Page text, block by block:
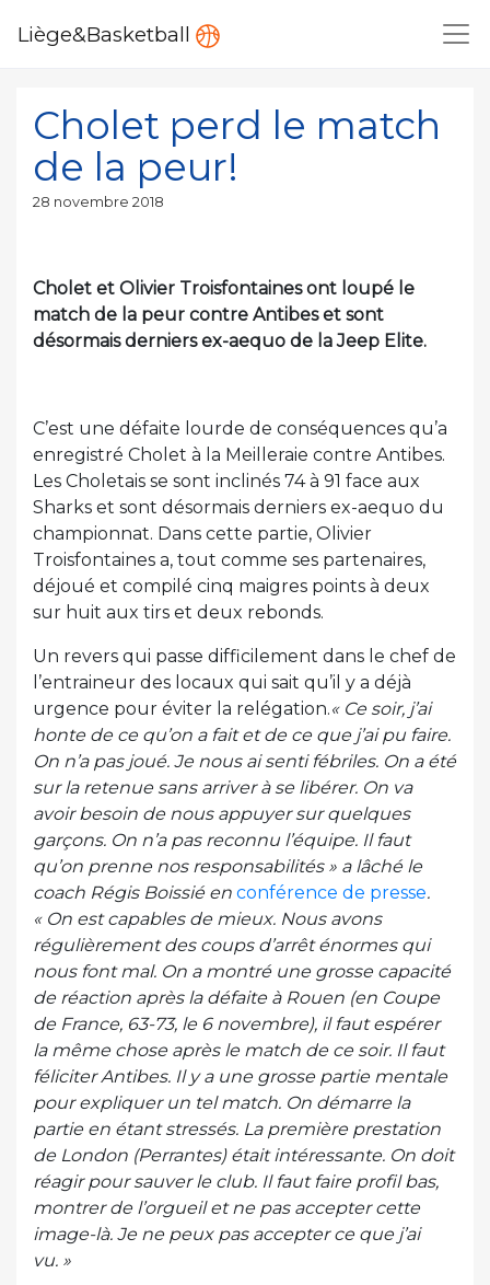
Liège&Basketball
Cholet perd le match
de la peur!
Publié
28 novembre 2018
Cholet et Olivier Troisfontaines ont loupé le
match de la peur contre Antibes et sont
désormais derniers ex-aequo de la Jeep Elite.
C’est une défaite lourde de conséquences qu’a
enregistré Cholet à la Meilleraie contre Antibes.
Les Choletais se sont inclinés 74 à 91 face aux
Sharks et sont désormais derniers ex-aequo du
championnat. Dans cette partie, Olivier
Troisfontaines a, tout comme ses partenaires,
déjoué et compilé cinq maigres points à deux
sur huit aux tirs et deux rebonds.
Un revers qui passe difficilement dans le chef de
l’entraineur des locaux qui sait qu’il y a déjà
urgence pour éviter la relégation.« Ce soir, j’ai
honte de ce qu’on a fait et de ce que j’ai pu faire.
On n’a pas joué. Je nous ai senti fébriles. On a été
sur la retenue sans arriver à se libérer. On va
avoir besoin de nous appuyer sur quelques
garçons. On n’a pas reconnu l’équipe. Il faut
qu’on prenne nos responsabilités » a lâché le
coach Régis Boissié en conférence de presse.
« On est capables de mieux. Nous avons
régulièrement des coups d’arrêt énormes qui
nous font mal. On a montré une grosse capacité
de réaction après la défaite à Rouen (en Coupe
de France, 63-73, le 6 novembre), il faut espérer
la même chose après le match de ce soir. Il faut
féliciter Antibes. Il y a une grosse partie mentale
pour expliquer un tel match. On démarre la
partie en étant stressés. La première prestation
de London (Perrantes) était intéressante. On doit
réagir pour sauver le club. Il faut faire profil bas,
montrer de l’orgueil et ne pas accepter cette
image-là. Je ne peux pas accepter ce que j’ai
vu. »